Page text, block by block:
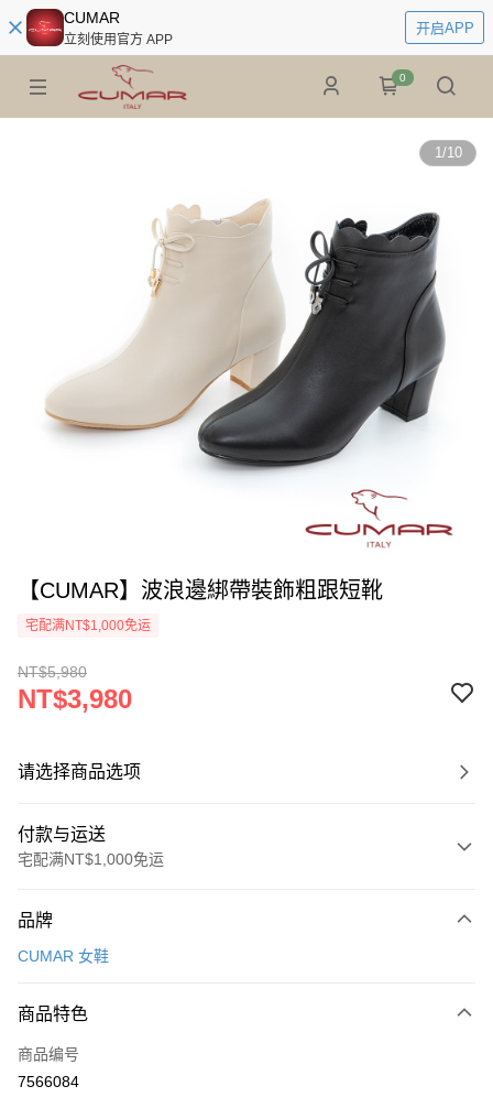
CUMAR
立刻使用官方 APP
开启APP
0
1/10
【CUMAR】波浪邊綁帶裝飾粗跟短靴
宅配满NT$1,000免运
NT$5,980
NT$3,980
请选择商品选项
付款与运送
宅配满NT$1,000免运
信用卡一次付款
Apple Pay
街口支付
品牌
CUMAR 女鞋
商品特色
商品编号
7566084